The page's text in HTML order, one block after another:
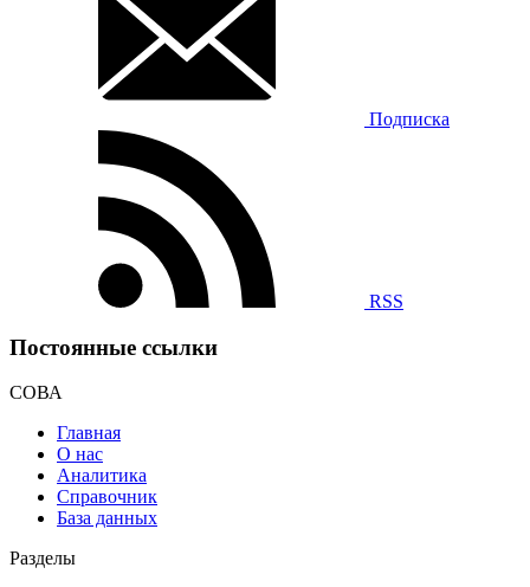
Подписка
RSS
Постоянные ссылки
СОВА
Главная
О нас
Аналитика
Справочник
База данных
Разделы